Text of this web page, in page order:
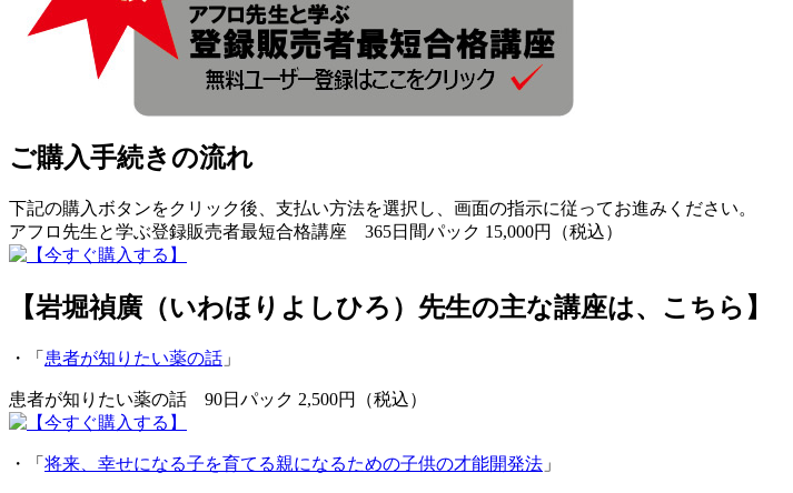
ご購入手続きの流れ
下記の購入ボタンをクリック後、支払い方法を選択し、画面の指示に従ってお進みください。
アフロ先生と学ぶ登録販売者最短合格講座 365日間パック 15,000円（税込）
【岩堀禎廣（いわほりよしひろ）先生の主な講座は、こちら】
・「 患者が知りたい薬の話 」
患者が知りたい薬の話 90日パック 2,500円（税込）
・「 将来、幸せになる子を育てる親になるための子供の才能開発法 」